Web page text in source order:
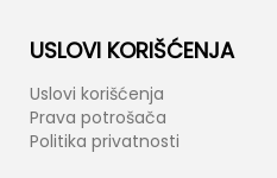
USLOVI KORIŠĆENJA
Uslovi korišćenja
Prava potrošača
Politika privatnosti